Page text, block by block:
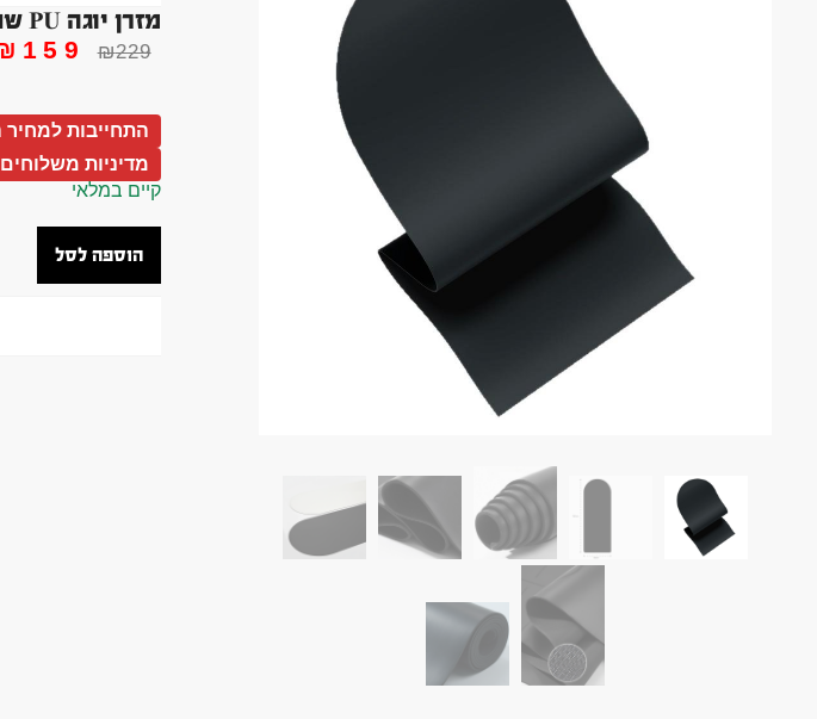
מזרן יוגה PU שחור עובי 5 ממ אורך 183 סמ רוחב 68 סמ
₪229
159
התחייבות למחיר
מדיניות משלוחים
קיים במלאי
הוספה לסל